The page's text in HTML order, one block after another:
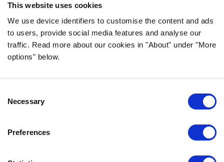
This website uses cookies
We use device identifiers to customise the content and ads
to users, provide social media features and analyse our
traffic. Read more about our cookies in "About" under "More
options" below.
Selection
Necessary
Preferences
INFORMACJA
GWARANCJA SMAKU